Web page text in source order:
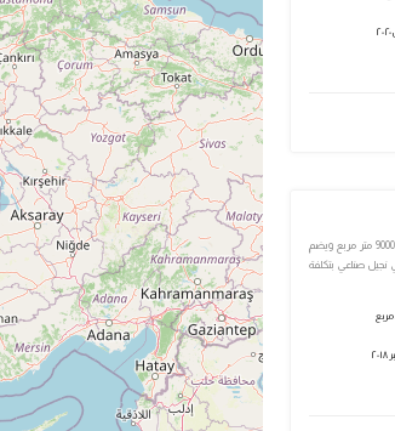
مركز شباب قرية الزوايدة بقنا، والذي يقع علي مساحة 9000 متر مربع ويضم
صناعي بتكلفة